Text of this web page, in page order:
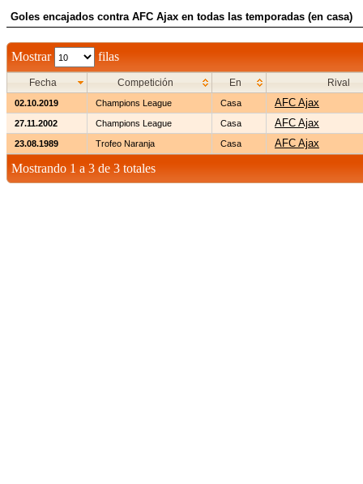
Goles encajados contra AFC Ajax en todas las temporadas (en casa)
Mostrar filas
Fecha Competición En Rival
02.10.2019 Champions League Casa AFC Ajax
27.11.2002 Champions League Casa AFC Ajax
23.08.1989 Trofeo Naranja Casa AFC Ajax
Mostrando 1 a 3 de 3 totales